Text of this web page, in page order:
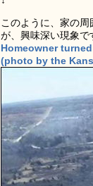
このように、家の
が、興味深い現象で
Homeowner
(photo by the